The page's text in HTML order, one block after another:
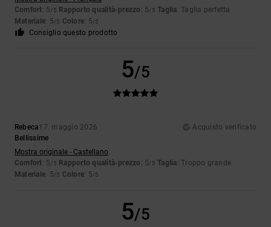
Comfort: 5/5 Rapporto qualità-prezzo : 5/5 Taglia: Taglia perfetta
Materiale: 5/5 Colore: 5/5
Consiglio questo prodotto
5/5
Rebeca17. maggio 2026
Acquisto verificato
Bellissime
Mostra originale - Castellano
Comfort: 5/5 Rapporto qualità-prezzo : 5/5 Taglia: Troppo grande
Materiale: 5/5 Colore: 5/5
5/5